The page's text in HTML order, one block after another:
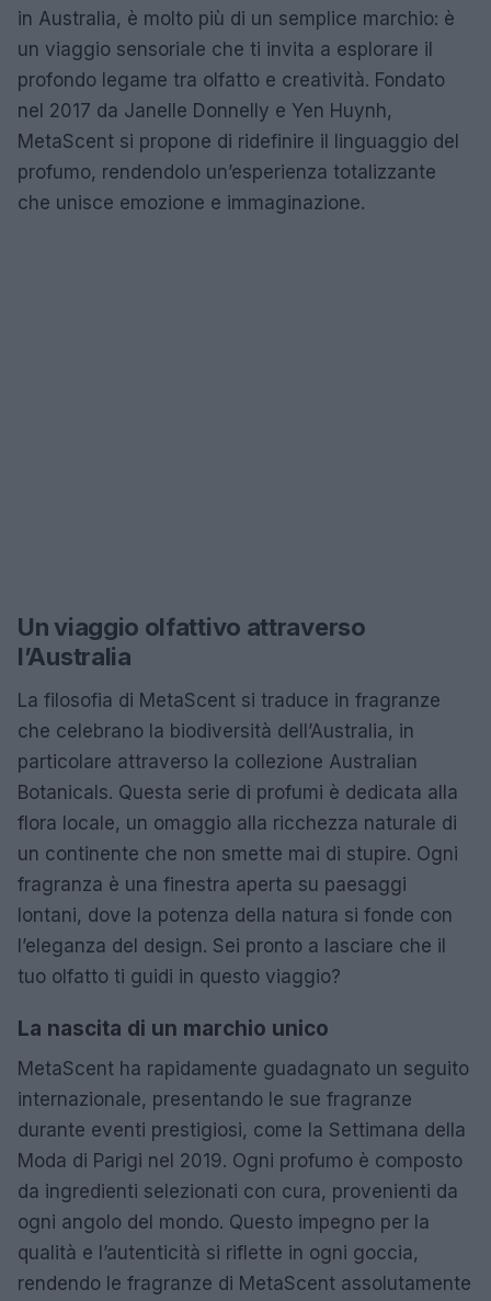
in Australia, è molto più di un semplice marchio: è
un viaggio sensoriale che ti invita a esplorare il
profondo legame tra olfatto e creatività. Fondato
nel 2017 da Janelle Donnelly e Yen Huynh,
MetaScent si propone di ridefinire il linguaggio del
profumo, rendendolo un’esperienza totalizzante
che unisce emozione e immaginazione.
Un viaggio olfattivo attraverso
l’Australia
La filosofia di MetaScent si traduce in fragranze
che celebrano la biodiversità dell’Australia, in
particolare attraverso la collezione Australian
Botanicals. Questa serie di profumi è dedicata alla
flora locale, un omaggio alla ricchezza naturale di
un continente che non smette mai di stupire. Ogni
fragranza è una finestra aperta su paesaggi
lontani, dove la potenza della natura si fonde con
l’eleganza del design. Sei pronto a lasciare che il
tuo olfatto ti guidi in questo viaggio?
La nascita di un marchio unico
MetaScent ha rapidamente guadagnato un seguito
internazionale, presentando le sue fragranze
durante eventi prestigiosi, come la Settimana della
Moda di Parigi nel 2019. Ogni profumo è composto
da ingredienti selezionati con cura, provenienti da
ogni angolo del mondo. Questo impegno per la
qualità e l’autenticità si riflette in ogni goccia,
rendendo le fragranze di MetaScent assolutamente